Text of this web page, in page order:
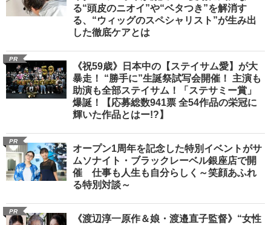
る“頭皮のニオイ”や“ベタつき”を解消す
る、“ウィッグのスペシャリスト”が生み出
した徹底ケアとは
PR
《祝59歳》日本中の【ステイサム愛】が大
暴走！ “勝手に”生誕祭試写会開催！ 主演も
助演も全部ステイサム！「ステサミー賞」
爆誕！【応募総数941票 全54作品の栄冠に
輝いた作品とはー!?】
PR
オープン1周年を記念した特別イベントがサ
ムソナイト・ブラックレーベル銀座店で開
催 仕事も人生も自分らしく～笑顔あふれ
る特別対談～
PR
《渡辺淳一原作＆娘・渡邉直子監督》“女性